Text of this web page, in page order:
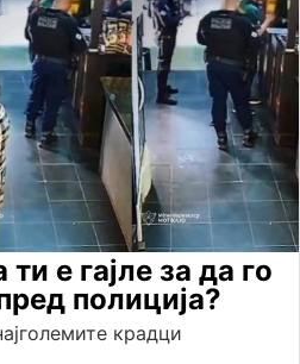
е гајле за да го
полиција?
крадци